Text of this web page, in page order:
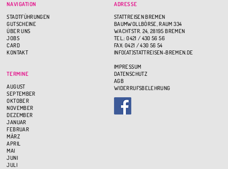
NAVIGATION
STADTFÜHRUNGEN
GUTSCHEINE
ÜBER UNS
JOBS
CARD
KONTAKT
TERMINE
AUGUST
SEPTEMBER
OKTOBER
NOVEMBER
DEZEMBER
JANUAR
FEBRUAR
MÄRZ
APRIL
MAI
JUNI
JULI
ADRESSE
STATTREISEN BREMEN
BAUMWOLLBÖRSE, RAUM 334
WACHTSTR. 24, 28195 BREMEN
TEL.: 0421 / 430 56 56
FAX: 0421 / 430 56 54
INFO(AT)STATTREISEN-BREMEN.DE
IMPRESSUM
DATENSCHUTZ
AGB
WIDERRUFSBELEHRUNG